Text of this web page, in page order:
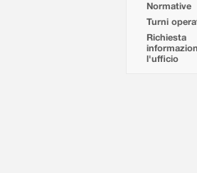
Normative
Turni
Richiesta
l'ufficio